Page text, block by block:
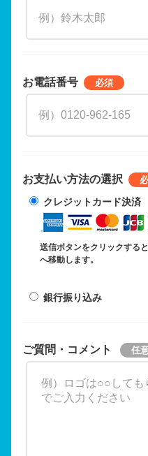
お電話番号
お支払い方法の選択
クレジットカード決済
送信ボタンをクリックする
へ移動します。
銀行振り込み
ご質問・コメント